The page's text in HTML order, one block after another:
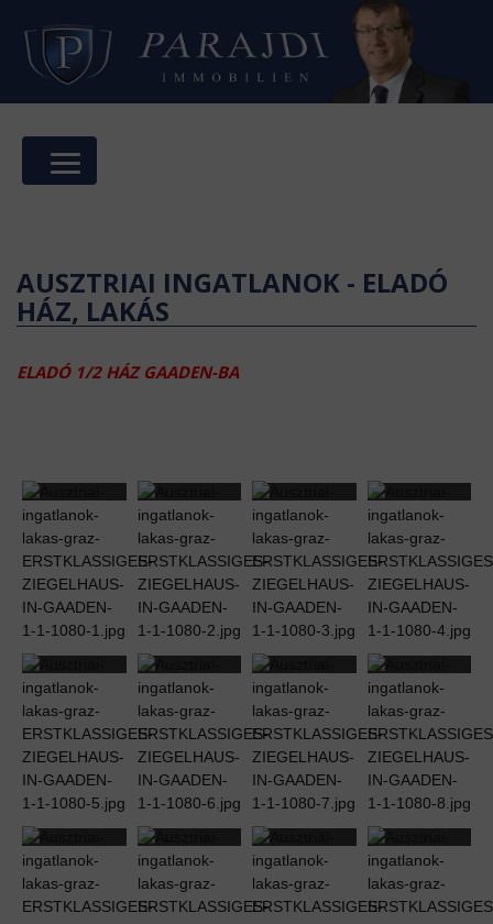
AUSZTRIAI INGATLANOK - ELADÓ
HÁZ, LAKÁS
ELADÓ 1/2 HÁZ GAADEN-BA